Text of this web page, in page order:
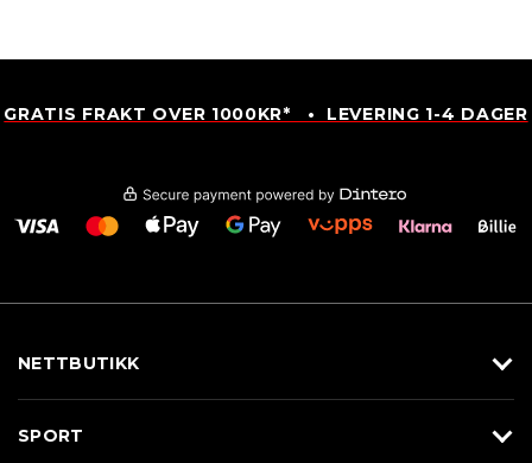
GRATIS FRAKT OVER 1000KR* • LEVERING 1-4 DAGER
NETTBUTIKK
SPORT